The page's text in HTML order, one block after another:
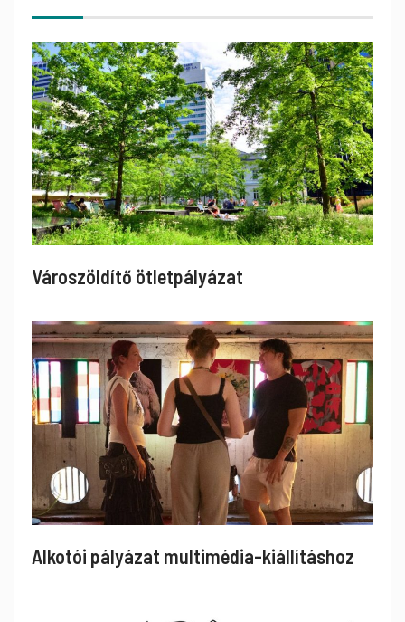
Városzöldítő ötletpályázat
Alkotói pályázat multimédia-kiállításhoz